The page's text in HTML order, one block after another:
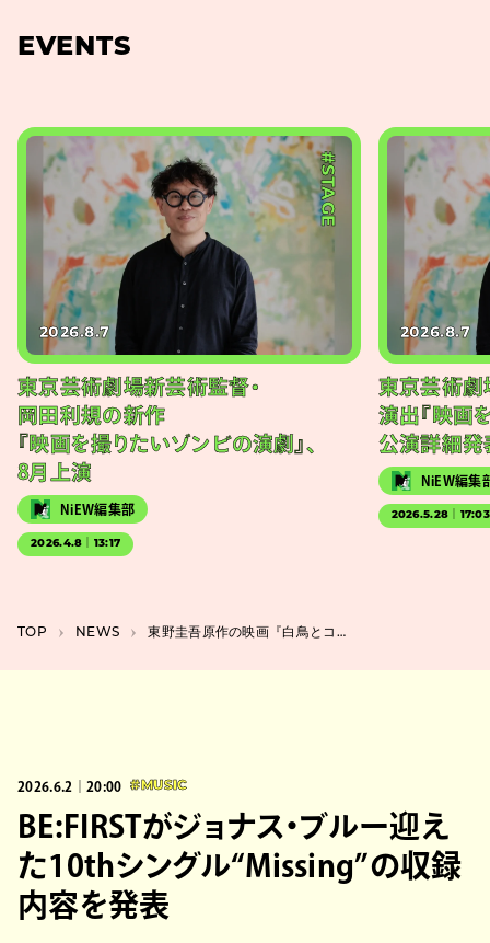
EVENTS
#STAGE
2026.8.7
東京芸術劇場新芸術監督・
岡田利規の新作
『映画を撮りたいゾンビの演劇』、
8月上演
NiEW編集部
2026.4.8｜13:17
2026.8.7
東京芸術劇
演出『映画
公演詳細発
NiEW編集
2026.5.28｜17:03
TOP NEWS 東野圭吾原作の映画『白鳥とコウモリ』追加キャストに柄本佑ら、松村北斗×今田美桜がW主演
2026.6.2｜20:00 #MUSIC
BE:FIRSTがジョナス・ブルー迎え
た10thシングル“Missing”の収録
内容を発表